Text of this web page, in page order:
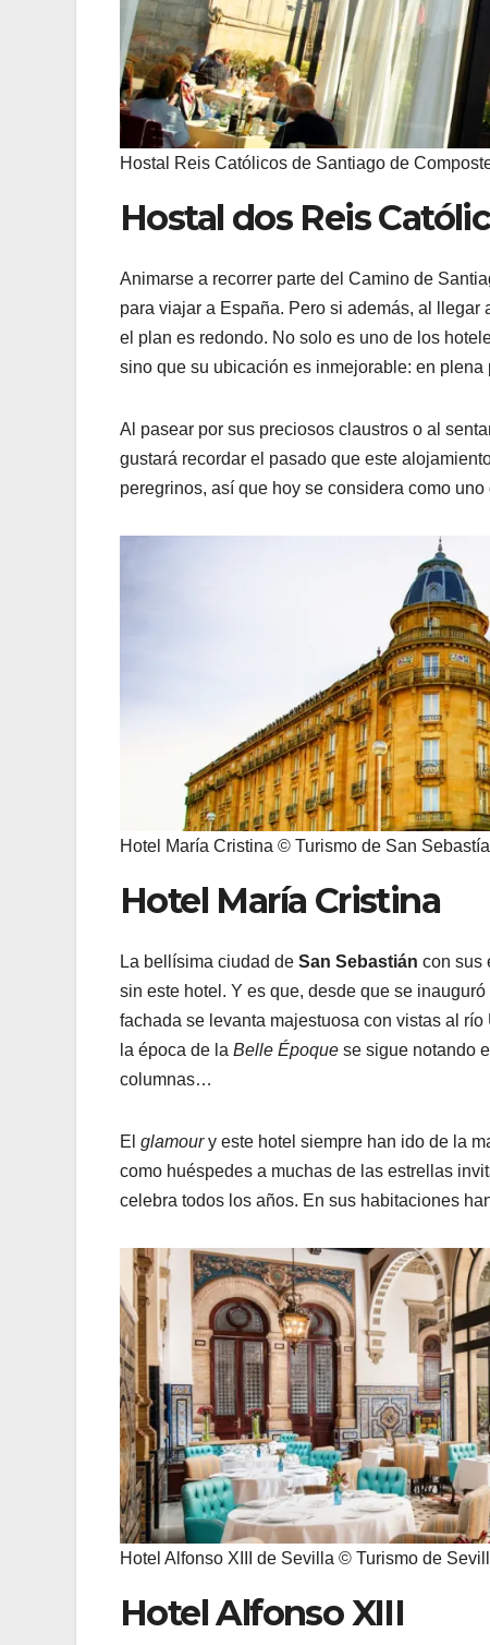
Hostal Reis Católicos de Santiago de
Hostal dos Reis
Animarse a recorrer parte del Camino de
para viajar a España. Pero si además, al
el plan es redondo. No solo es uno de los
sino que su ubicación es inmejorable: en
Al pasear por sus preciosos claustros o al
gustará recordar el pasado que este
peregrinos, así que hoy se considera como
Hotel María Cristina © Turismo de San
Hotel María Cristina
La bellísima ciudad de San Sebastián con sus
sin este hotel. Y es que, desde que se
fachada se levanta majestuosa con vistas al
la época de la Belle Époque se sigue notando
columnas…
El glamoury este hotel siempre han ido de la
como huéspedes a muchas de las estrellas
celebra todos los años. En sus habitaciones
Hotel Alfonso XIII de Sevilla © Turismo de
Hotel Alfonso XIII